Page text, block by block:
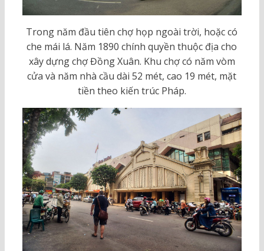
Trong năm đầu tiên chợ họp ngoài trời, hoặc có
che mái lá. Năm 1890 chính quyền thuộc địa cho
xây dựng chợ Đồng Xuân. Khu chợ có năm vòm
cửa và năm nhà cầu dài 52 mét, cao 19 mét, mặt
tiền theo kiến trúc Pháp.